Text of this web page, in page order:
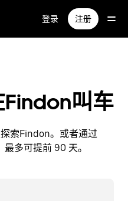
登录 注册
叫车
索Findon。或者通过
多可提前 90 天。